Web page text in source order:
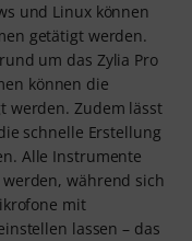
und Linux können
getätigt werden.
um das Zylia Pro
können die
werden. Zudem lässt
schnelle Erstellung
Alle Instrumente
während sich
mit
lassen – das